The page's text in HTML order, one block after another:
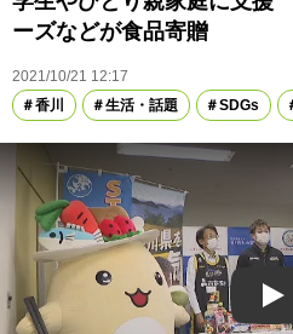
ーズなどが食品寄贈
2021/10/21 12:17
香川
生活・話題 SDGs
Play